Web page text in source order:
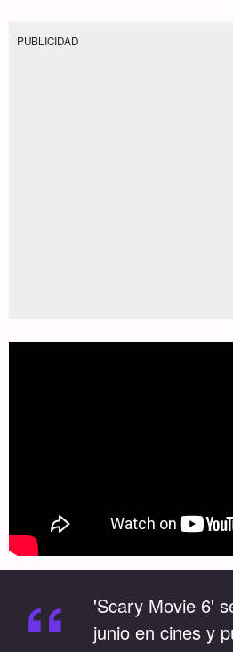
PUBLICIDAD
'Scary Movie 6'
junio en cines y